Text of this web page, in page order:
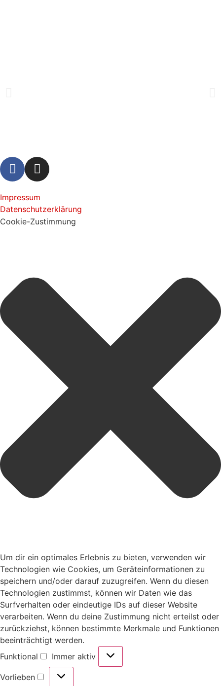
Impressum
Datenschutzerklärung
Cookie-Zustimmung
Um dir ein optimales Erlebnis zu bieten, verwenden wir
Technologien wie Cookies, um Geräteinformationen zu
speichern und/oder darauf zuzugreifen. Wenn du diesen
Technologien zustimmst, können wir Daten wie das
Surfverhalten oder eindeutige IDs auf dieser Website
verarbeiten. Wenn du deine Zustimmung nicht erteilst oder
zurückziehst, können bestimmte Merkmale und Funktionen
beeinträchtigt werden.
Funktional
Immer aktiv
Vorlieben